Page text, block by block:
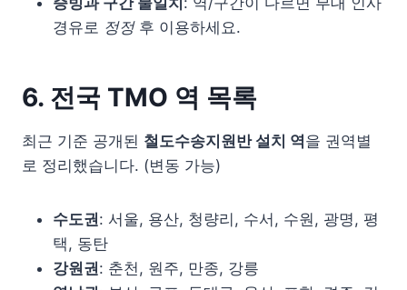
경유로 정정후 이용하세요.
6. 전국 TMO 역 목록
최근 기준 공개된 철도수송지원반 설치 역을 권역별
로 정리했습니다. (변동 가능)
수도권: 서울, 용산, 청량리, 수서, 수원, 광명, 평
택, 동탄
강원권: 춘천, 원주, 만종, 강릉